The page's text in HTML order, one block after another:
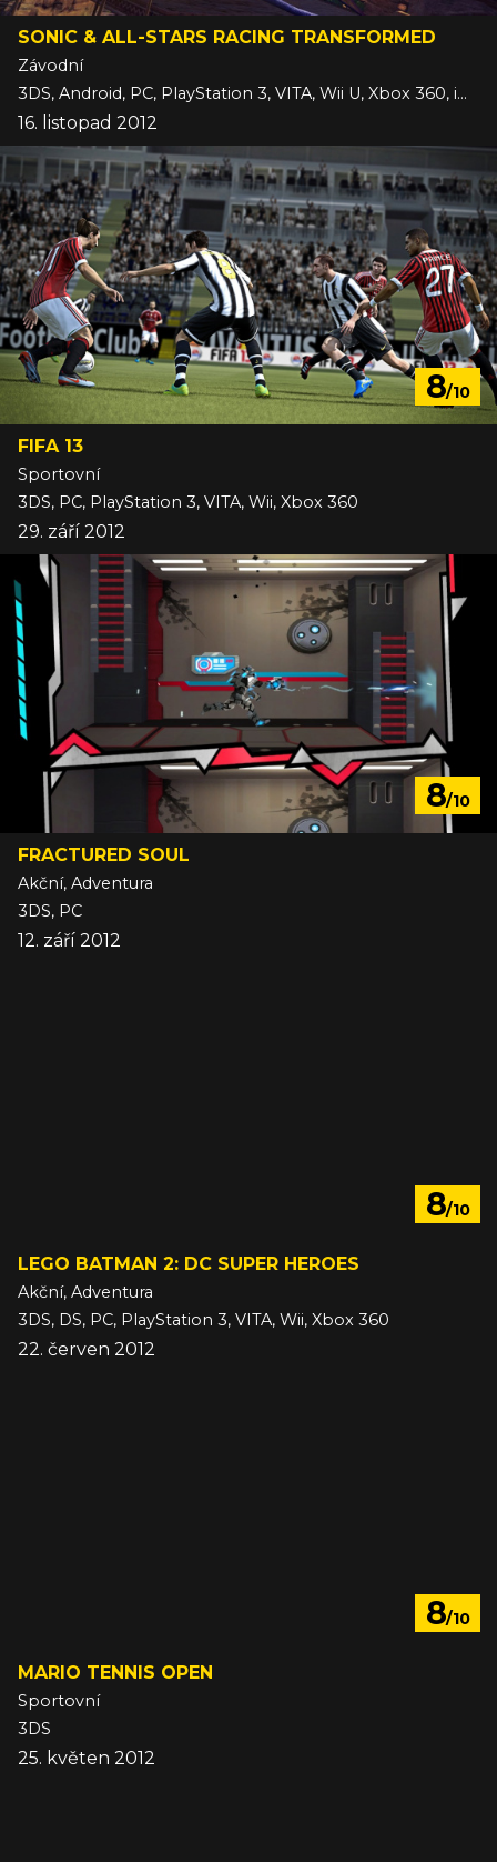
SONIC & ALL-STARS RACING TRANSFORMED
Závodní
3DS, Android, PC, PlayStation 3, VITA, Wii U, Xbox 360, iOS
16. listopad 2012
8/10
FIFA 13
Sportovní
3DS, PC, PlayStation 3, VITA, Wii, Xbox 360
29. září 2012
8/10
FRACTURED SOUL
Akční, Adventura
3DS, PC
12. září 2012
8/10
LEGO BATMAN 2: DC SUPER HEROES
Akční, Adventura
3DS, DS, PC, PlayStation 3, VITA, Wii, Xbox 360
22. červen 2012
8/10
MARIO TENNIS OPEN
Sportovní
3DS
25. květen 2012